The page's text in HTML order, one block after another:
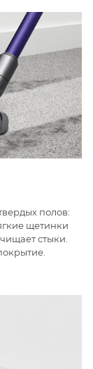
полов:
щетинки
стыки.